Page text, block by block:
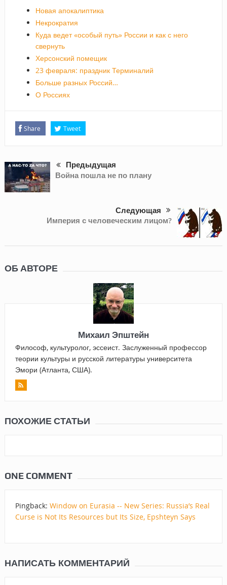
Новая апокалиптика
Некрократия
Куда ведет «особый путь» России и как с него
свернуть
Херсонский помещик
23 февраля: праздник Терминалий
Больше разных Россий…
О Россиях
Share Tweet
Предыдущая
Война пошла не по плану
Следующая
Империя с человеческим лицом?
ОБ АВТОРЕ
Михаил Эпштейн
Философ, культуролог, эссеист. Заслуженный профессор
теории культуры и русской литературы университета
Эмори (Атланта, США).
ПОХОЖИЕ СТАТЬИ
ONE COMMENT
Pingback: Window on Eurasia -- New Series: Russia’s Real
Curse is Not Its Resources but Its Size, Epshteyn Says
НАПИСАТЬ КОММЕНТАРИЙ